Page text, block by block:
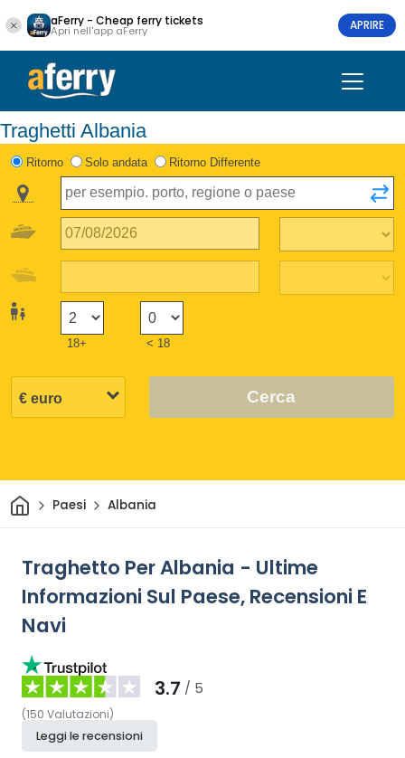
aFerry - Cheap ferry tickets
Apri nell'app aFerry APRIRE
Traghetti Albania
Ritorno Solo andata Ritorno Differente
18+ < 18
Cerca
CasaPaesi Albania
Traghetto Per Albania - Ultime
Informazioni Sul Paese, Recensioni E
Navi
3.7 / 5
(150 Valutazioni)
Leggi le recensioni